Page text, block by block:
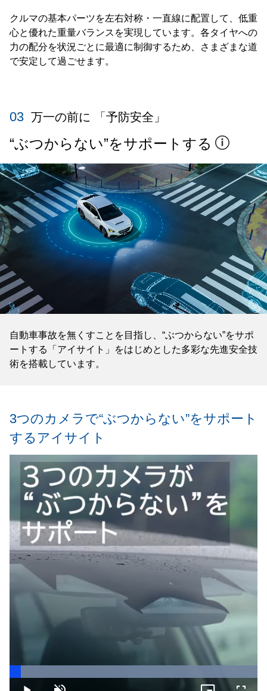
クルマの基本パーツを左右対称・一直線に配置して、低重
心と優れた重量バランスを実現しています。各タイヤへの
力の配分を状況ごとに最適に制御するため、さまざまな道
で安定して過ごせます。
03 万一の前に 「予防安全」
“ぶつからない”をサポートする
自動車事故を無くすことを目指し、“ぶつからない”をサポ
ートする「アイサイト」をはじめとした多彩な先進安全技
術を搭載しています。
3つのカメラで“ぶつからない”をサポート
するアイサイト
100.00%